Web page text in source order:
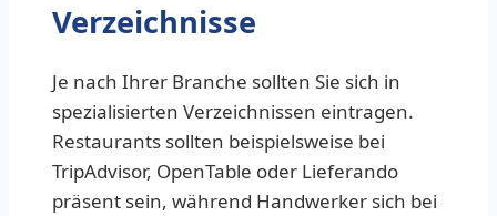
Verzeichnisse
Je nach Ihrer Branche sollten Sie sich in
spezialisierten Verzeichnissen eintragen.
Restaurants sollten beispielsweise bei
TripAdvisor, OpenTable oder Lieferando
präsent sein, während Handwerker sich bei